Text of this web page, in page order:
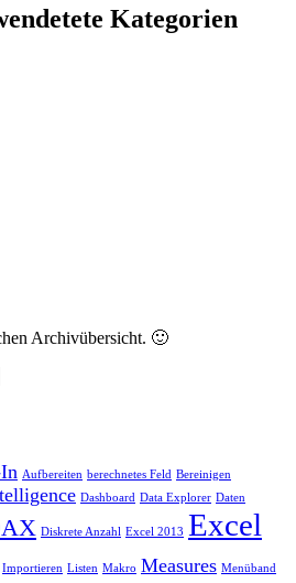
Kategorien
Archivübersicht. 🙂
Aufbereiten berechnetes Feld Bereinigen
Dashboard Data Explorer Daten
Diskrete Anzahl Excel 2013 Excel
Importieren Listen Makro Measures Menüband